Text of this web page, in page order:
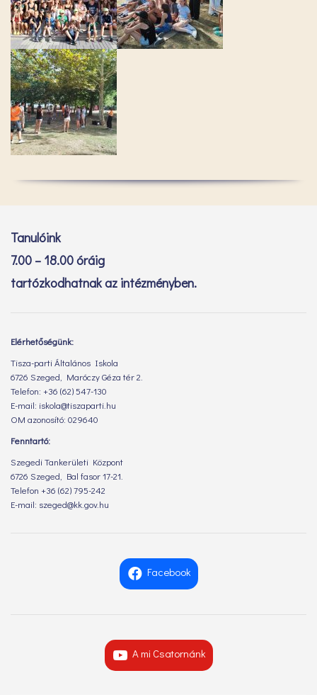
Tanulóink
7.00 – 18.00 óráig
tartózkodhatnak az intézményben.
Elérhetőségünk:
Tisza-parti Általános Iskola
6726 Szeged, Maróczy Géza tér 2.
Telefon: +36 (62) 547-130
E-mail: iskola@tiszaparti.hu
OM azonosító: 029640
Fenntartó:
Szegedi Tankerületi Központ
6726 Szeged, Bal fasor 17-21.
Telefon +36 (62) 795-242
E-mail: szeged@kk.gov.hu
Facebook
A mi Csatornánk